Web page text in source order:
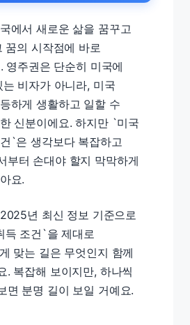
에서 새로운 삶을 꿈꾸고
꿈의 시작점에 바로
. 영주권은 단순히 미국에
비자가 아니라, 미국
하게 생활하고 일할 수
신분이에요. 하지만 `미국
`은 생각보다 복잡하고
부터 손대야 할지 막막하게
요.
년 최신 정보 기준으로
득 조건`을 제대로
맞는 길은 무엇인지 함께
. 복잡해 보이지만, 하나씩
면 분명 길이 보일 거예요.